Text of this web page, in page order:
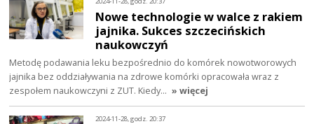
Nowe technologie w walce z rakiem
jajnika. Sukces szczecińskich
naukowczyń
Metodę podawania leku bezpośrednio do komórek nowotworowych
jajnika bez oddziaływania na zdrowe komórki opracowała wraz z
zespołem naukowczyni z ZUT. Kiedy… » więcej
2024-11-28, godz. 20:37